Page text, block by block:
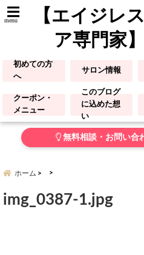
menu
【エイジレ
ア専門家
初めての方
へ
サロン情報
クーポン・
メニュー
このブログ
に込めた想
い
無料相談・お問い合
ホーム
img_0387-1.jpg